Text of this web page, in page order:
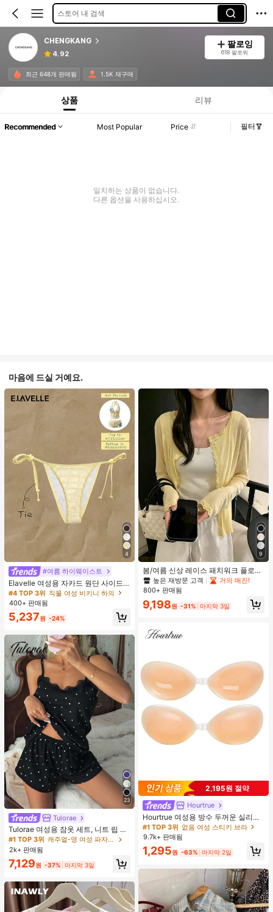
스토어 내 검색
CHENGKANG
4.92
팔로잉
618 팔로워
최근 648개 판매됨 1.5K 재구매
상품 리뷰
Recommended Most Popular Price 필터
일치하는 상품이 없습니다.
다른 옵션을 사용하십시오.
마음에 드실 거예요.
4
#여름 하이웨이스트
Elavelle 여성용 자카드 원단 사이드
타이 비키니 하의, 봄/여름
#4 TOP 3위 직물 여성 비키니 하의
400+ 판매됨
5,237원 -24%
23
Tulorae
Tulorae 여성용 잠옷 세트, 니트 립 원
단, 하트 프린트 대비 레이스 트림, 로
맨틱 달콤 귀여운 섹시 캐미솔 & 반바
지 베이비돌 잠옷 세트 투피스 나이트
세트 섹시 잠옷 세트 여성용 잠옷 롬퍼
투피스 잠옷 세트 여성용 잠옷 세트 도
트 잠옷 세트 잠옷 반바지 세트 투피스
잠옷 세트 여성용 여름 세트 도트 반바
지 세트 여성용 잠옷 세트 반바지 잠옷
세트 여성용 투피스 여름 라운지 세트
#1 TOP 3위
캐주얼-영 여성 파자마 세트
2k+ 판매됨
7,129원 -37% 마지막 3일
9
봄/여름 신상 레이스 패치워크 플로럴
트림 소프트 니트 가디건 경량 재킷 탑
여성용, 코티지코어 옐로우
높은 재방문 고객
거의 매진!
800+ 판매됨
9,198원 -31% 마지막 3일
2,195원 절약
Hourtrue
Hourtrue 여성용 방수 두꺼운 실리콘
가슴 페탈, 작은 가슴 리프트업 & 푸시
인용, 웨딩 촬영 및 들러리용
#1 TOP 3위 없음 여성 스티키 브라
9.7k+ 판매됨
1,295원 -63% 마지막 2일